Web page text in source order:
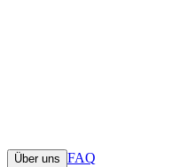
Über uns FAQ